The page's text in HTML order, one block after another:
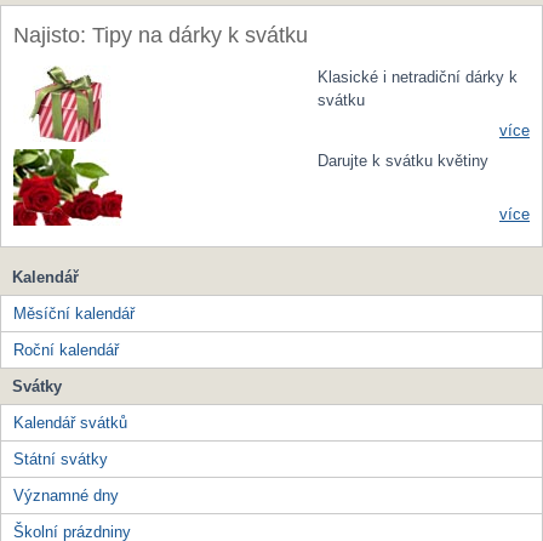
Najisto: Tipy na dárky k svátku
Klasické i netradiční dárky k
svátku
více
Darujte k svátku květiny
více
Kalendář
Měsíční kalendář
Roční kalendář
Svátky
Kalendář svátků
Státní svátky
Významné dny
Školní prázdniny